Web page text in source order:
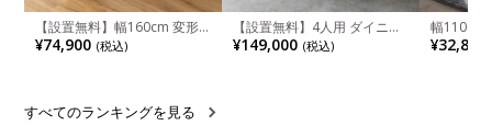
【設置無料】幅160cm 変形
半円 ダイニングテーブル モ
ルタル風 LENAS コンクリー
リア風 グレージュ
¥74,900 (税込)
【設置無料】4人用 ダイニン
グテーブルセット 5点 LUGA
セラミックテーブル おしゃれ
¥149,000 (税込)
幅110cm
木目調 リ
付き 長方
¥32,800
すべてのランキングを見る